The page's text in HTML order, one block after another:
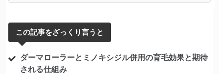
この記事をざっくり言うと
ダーマローラーとミノキシジル併用の育毛効果と期待
される仕組み